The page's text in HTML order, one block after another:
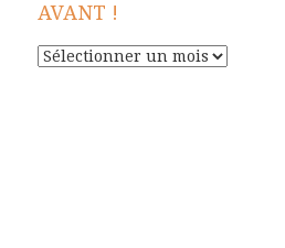
AVANT !
Avant